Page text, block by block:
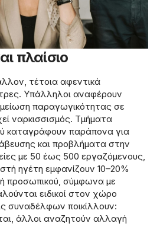
πλαίσιο
τέτοια αφεντικά
Υπάλληλοι αναφέρουν
παραγωγικότητας σε
ναρκισσισμός. Τμήματα
καταγράφουν παράπονα για
και προβλήματα στην
με 50 έως 500 εργαζόμενους,
ηγέτη εμφανίζουν 10–20%
προσωπικού, σύμφωνα με
ειδικοί στον χώρο
συναδέλφων ποικίλλουν:
άλλοι αναζητούν αλλαγή